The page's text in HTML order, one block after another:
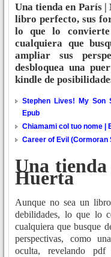
Una tienda en París
libro perfecto, sus
lo que lo
cualquiera que
ampliar sus
desbloquea una
kindle de
Stephen Lives! My Son
Epub
Chiamami col tuo nome |
Career of Evil (Cormoran
Una
Huerta
Aunque no sea un
debilidades, lo que lo
cualquiera que busque
perspectivas, como
oculta, revelando